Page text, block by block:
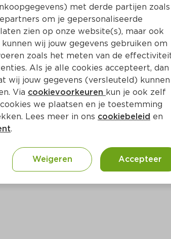
Toevoegen
met derde partijen zoals
om je gepersonaliseerde
zien op onze website(s), maar ook
wij jouw gegevens gebruiken om
zoals het meten van de
Als je alle cookies accepteert, dan
wij jouw gegevens (versleuteld) kunnen
Via cookievoorkeuren kun je ook zelf
we plaatsen en je toestemming
Lees meer in ons cookiebeleid en
.
Weigeren Accepteer